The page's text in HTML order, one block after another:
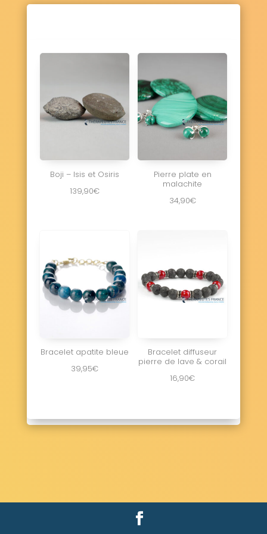
Vaux-sur-Seulles 14400
Vendes 14250
Vicques 14170
Victot-Pontfol 14430
Vieux 14930
Vieux-Bourg 14130
Vignats 14700
Villers-Bocage 14310
Villers-Canivet 14420
Villers-sur-Mer 14640
Villerville 14113
Villons-les-Buissons 14610
Villy-lez-Falaise 14700
Vimont 14370
Vire Normandie 14500
Boji – Isis et Osiris
139,90€
Pierre plate en
malachite
34,90€
Bracelet apatite bleue
39,95€
Bracelet diffuseur
pierre de lave & corail
16,90€